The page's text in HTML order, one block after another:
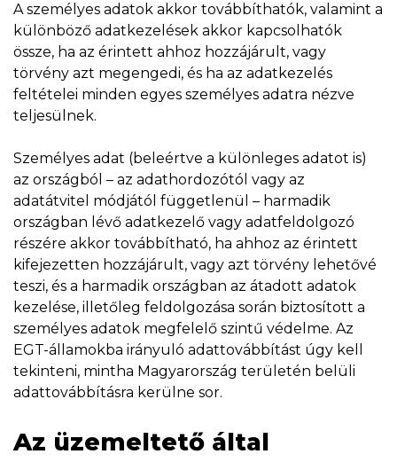
A személyes adatok akkor továbbíthatók, valamint a
különböző adatkezelések akkor kapcsolhatók
össze, ha az érintett ahhoz hozzájárult, vagy
törvény azt megengedi, és ha az adatkezelés
feltételei minden egyes személyes adatra nézve
teljesülnek.
Személyes adat (beleértve a különleges adatot is)
az országból – az adathordozótól vagy az
adatátvitel módjától függetlenül – harmadik
országban lévő adatkezelő vagy adatfeldolgozó
részére akkor továbbítható, ha ahhoz az érintett
kifejezetten hozzájárult, vagy azt törvény lehetővé
teszi, és a harmadik országban az átadott adatok
kezelése, illetőleg feldolgozása során biztosított a
személyes adatok megfelelő szintű védelme. Az
EGT-államokba irányuló adattovábbítást úgy kell
tekinteni, mintha Magyarország területén belüli
adattovábbításra kerülne sor.
Az üzemeltető által